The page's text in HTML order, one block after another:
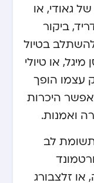
גאודי, או
ביקור
בטיול
או טיולי
עצמו הופך
היכרות
ואמנות.
לב
או זלצבורג